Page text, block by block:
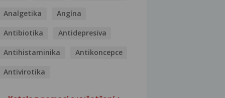
Analgetika Angína
Antibiotika Antidepresiva
Antihistaminika Antikoncepce
Antivirotika